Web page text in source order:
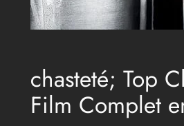
chasteté; Top
Film Complet